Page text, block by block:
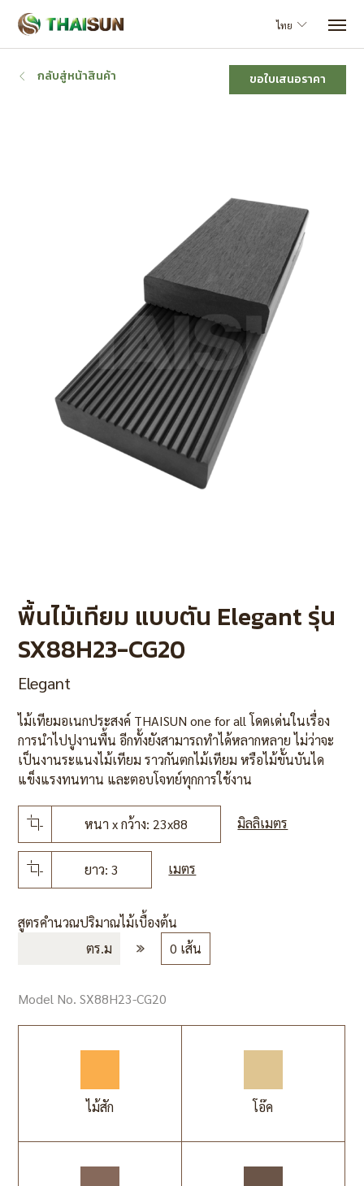
ไทย
กลับสู่หน้าสินค้า ขอใบเสนอราคา
พื้นไม้เทียม แบบตัน Elegant รุ่น
SX88H23-CG20
Elegant
ไม้เทียมอเนกประสงค์ THAISUN one for all โดดเด่นในเรื่อง
การนำไปปูงานพื้น อีกทั้งยังสามารถทำได้หลากหลาย ไม่ว่าจะ
เป็นงานระแนงไม้เทียม ราวกันตกไม้เทียม หรือไม้ขั้นบันได
แข็งแรงทนทาน และตอบโจทย์ทุกการใช้งาน
หนา x กว้าง: 23x88 มิลลิเมตร
ยาว: 3 เมตร
สูตรคำนวณปริมาณไม้เบื้องต้น
ตร.ม
0 เส้น
Model No. SX88H23-CG20
ไม้สัก โอ๊ค